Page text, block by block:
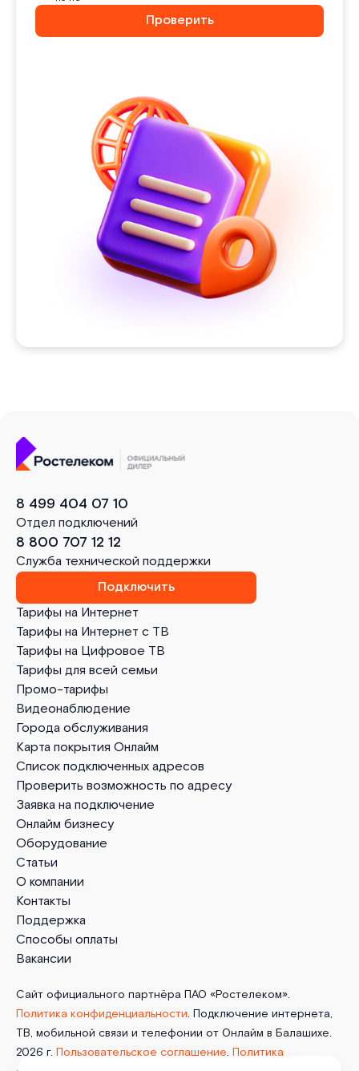
Проверить
Тарифы на Интернет
Тарифы на Интернет с ТВ
Тарифы на Цифровое ТВ
Тарифы для всей семьи
Промо-тарифы
Видеонаблюдение
Города обслуживания
Карта покрытия Онлайм
Список подключенных адресов
Проверить возможность по адресу
Заявка на подключение
Онлайм бизнесу
Оборудование
Статьи
О компании
Контакты
Поддержка
Способы оплаты
Вакансии
8 499 404 07 10
Отдел подключений
8 800 707 12 12
Служба технической поддержки
Подключить
Сайт официального партнёра ПАО «Ростелеком».
Политика конфиденциальности. Подключение интернета,
ТВ, мобильной связи и телефонии от Онлайм в Балашихе.
2026 г. Пользовательское соглашение. Политика